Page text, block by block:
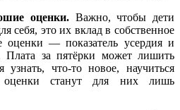
оценки.Важно, чтобы дети
себя, это их вклад в собственное
— показатель усердия и
Плата за пятёрки может лишить
узнать, что-то новое, научиться
оценки станут для них лишь